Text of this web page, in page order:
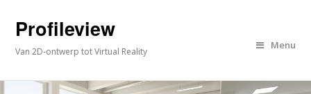
Profileview
Van 2D-ontwerp tot Virtual Reality
Menu